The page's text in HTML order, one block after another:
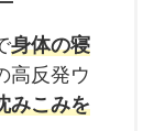
身体の寝
高反発ウ
みこみを